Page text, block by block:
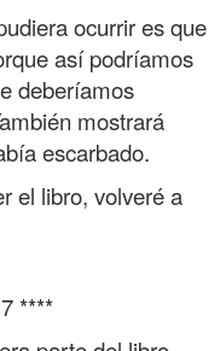
ocurrir es que
así podríamos
deberíamos
mostrará
escarbado.
el libro, volveré a
****